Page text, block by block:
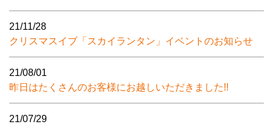
21/11/28
クリスマスイブ「スカイランタン」イベントのお知らせ
21/08/01
昨日はたくさんのお客様にお越しいただきました!!
21/07/29